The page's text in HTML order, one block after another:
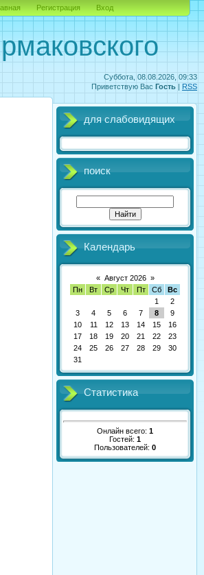
Суббота, 08.08.2026, 09:33
Приветствую Вас Гость | RSS
Регистрация Вход
для слабовидящих
поиск
Календарь
« Август 2026 »
Пн
Вт Ср Чт Пт Сб
Вс
1
2
3
4 5 6 7 8
9
10
11 12 13 14 15
16
17
18 19 20 21 22
23
24
25 26 27 28 29
30
31
Статистика
Онлайн всего: 1
Гостей: 1
Пользователей: 0